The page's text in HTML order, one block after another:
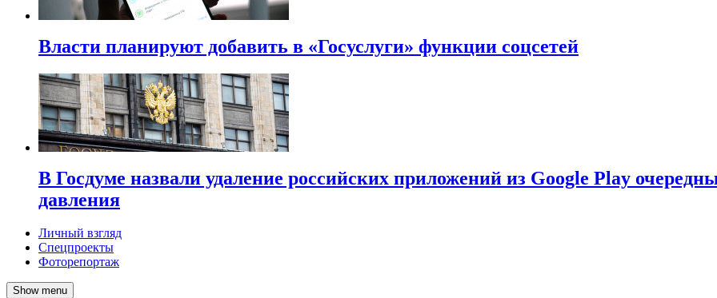
Власти планируют добавить в «Госуслуги» функции соцсетей
В Госдуме назвали удаление российских приложений из Google Play
давления
Личный взгляд
Спецпроекты
Фоторепортаж
Show menu